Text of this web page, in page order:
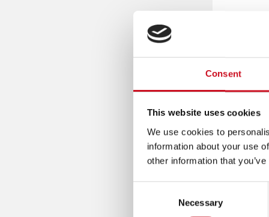
Consent
This website uses cookies
We use cookies to
information about your use
other information that
Necessary
leerlingen
Soms
zij de